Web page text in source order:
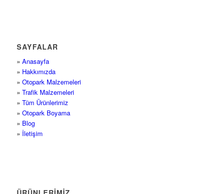
SAYFALAR
» Anasayfa
» Hakkımızda
» Otopark Malzemeleri
» Trafik Malzemeleri
» Tüm Ürünlerimiz
» Otopark Boyama
» Blog
» İletişim